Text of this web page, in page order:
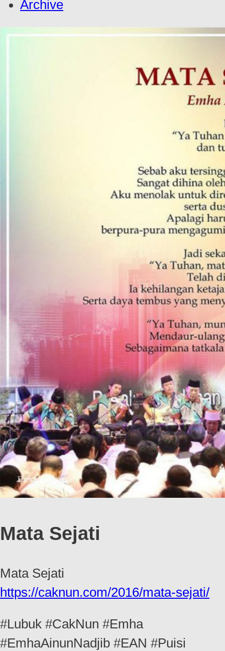
Archive
Mata Sejati
Mata Sejati
https://caknun.com/2016/mata-sejati/
#Lubuk #CakNun #Emha
#EmhaAinunNadjib #EAN #Puisi